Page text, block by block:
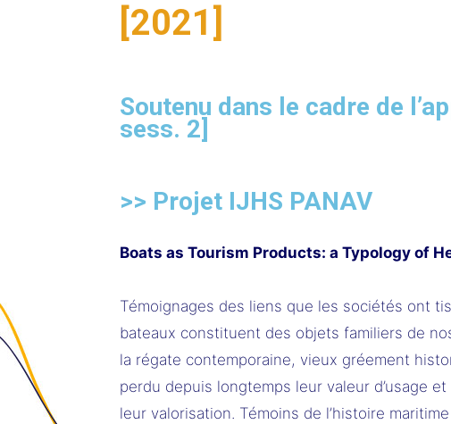
[2021]
Soutenu dans le cadre de
sess. 2]
>> Projet IJHS PANAV
Boats as Tourism Products: a Typology of
Témoignages des liens que les sociétés ont
bateaux constituent des objets familiers de
la régate contemporaine, vieux gréement
perdu depuis longtemps leur valeur d’usage
leur valorisation. Témoins de l’histoire